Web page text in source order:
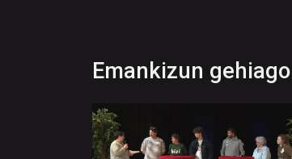
Emankizun gehiago